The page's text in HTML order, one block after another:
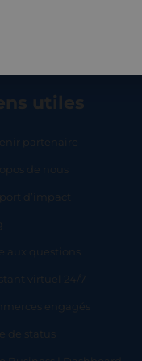
utiles
partenaire
de nous
d’impact
aux questions
virtuel 24/7
engagés
de status